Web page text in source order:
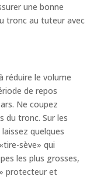
une bonne
tronc au tuteur avec
réduire le volume
de repos
Ne coupez
du tronc. Sur les
quelques
sève» qui
les plus grosses,
protecteur et